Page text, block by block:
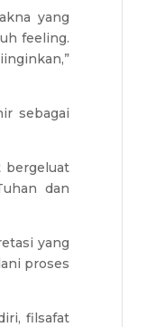
yang
feeling.
sebagai
bergeluat
dan
yang
proses
filsafat